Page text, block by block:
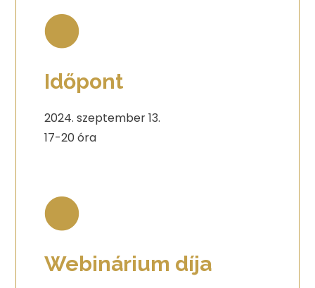
Időpont
2024. szeptember 13.
17-20 óra
Webinárium díja